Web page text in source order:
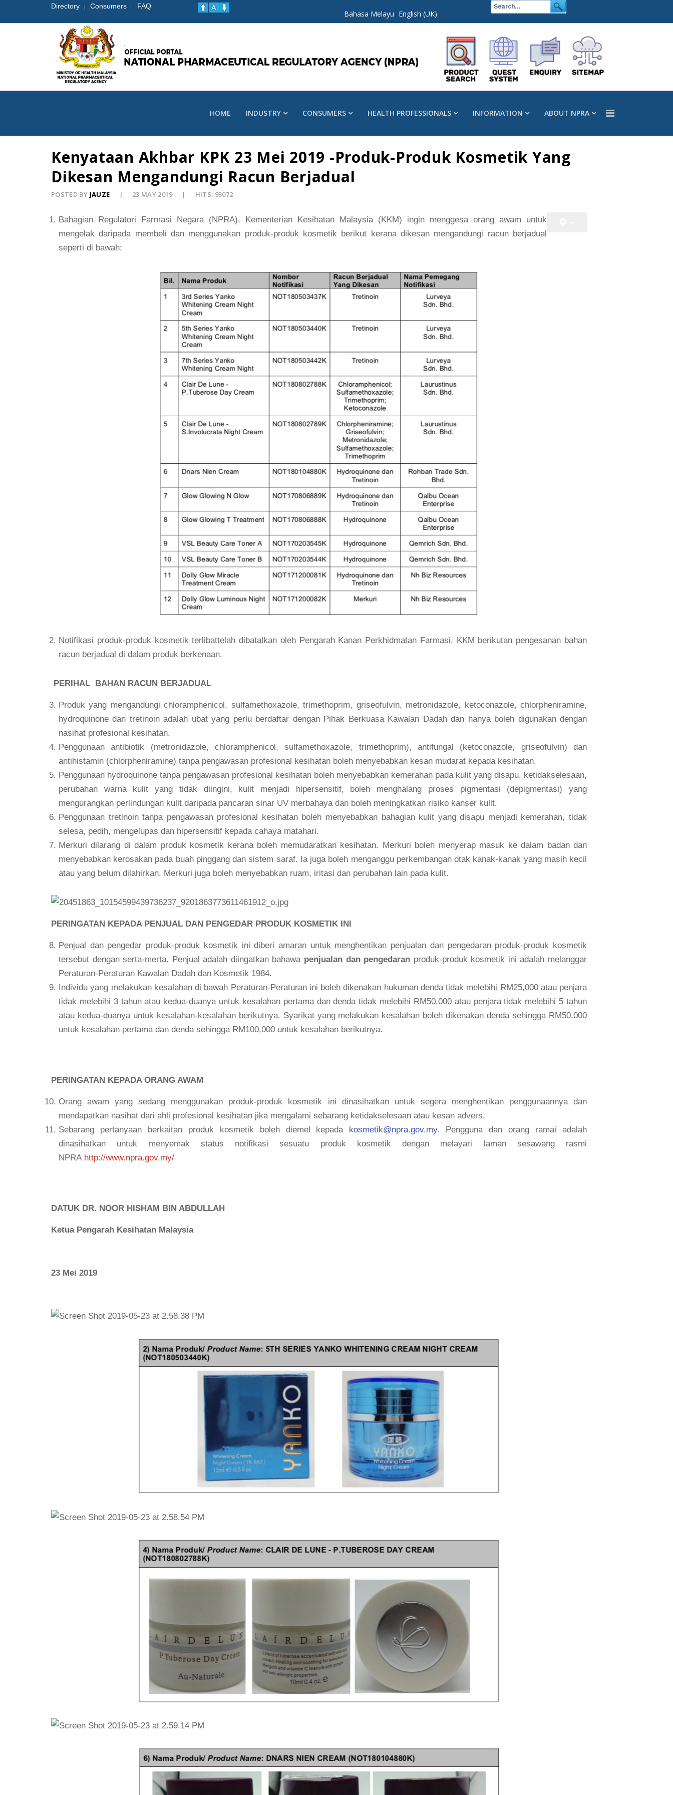
Directory | Consumers | FAQ
Bahasa Melayu English (UK)
HOME INDUSTRY CONSUMERS HEALTH PROFESSIONALS INFORMATION ABOUT NPRA
Kenyataan Akhbar KPK 23 Mei 2019 -Produk-Produk Kosmetik Yang
Dikesan Mengandungi Racun Berjadual
POSTED BY JAUZE 23 MAY 2019 HITS: 93072
Bahagian Regulatori Farmasi Negara (NPRA), Kementerian Kesihatan Malaysia (KKM) ingin menggesa orang awam untuk
mengelak daripada membeli dan menggunakan produk-produk kosmetik berikut kerana dikesan mengandungi racun berjadual
seperti di bawah:
Notifikasi produk-produk kosmetik terlibattelah dibatalkan oleh Pengarah Kanan Perkhidmatan Farmasi, KKM berikutan pengesanan bahan
racun berjadual di dalam produk berkenaan.
PERIHAL BAHAN RACUN BERJADUAL
Produk yang mengandungi chloramphenicol, sulfamethoxazole, trimethoprim, griseofulvin, metronidazole, ketoconazole, chlorpheniramine,
hydroquinone dan tretinoin adalah ubat yang perlu berdaftar dengan Pihak Berkuasa Kawalan Dadah dan hanya boleh digunakan dengan
nasihat profesional kesihatan.
Penggunaan antibiotik (metronidazole, chloramphenicol, sulfamethoxazole, trimethoprim), antifungal (ketoconazole, griseofulvin) dan
antihistamin (chlorpheniramine) tanpa pengawasan profesional kesihatan boleh menyebabkan kesan mudarat kepada kesihatan.
Penggunaan hydroquinone tanpa pengawasan profesional kesihatan boleh menyebabkan kemerahan pada kulit yang disapu, ketidakselesaan,
perubahan warna kulit yang tidak diingini, kulit menjadi hipersensitif, boleh menghalang proses pigmentasi (depigmentasi) yang
mengurangkan perlindungan kulit daripada pancaran sinar UV merbahaya dan boleh meningkatkan risiko kanser kulit.
Penggunaan tretinoin tanpa pengawasan profesional kesihatan boleh menyebabkan bahagian kulit yang disapu menjadi kemerahan, tidak
selesa, pedih, mengelupas dan hipersensitif kepada cahaya matahari.
Merkuri dilarang di dalam produk kosmetik kerana boleh memudaratkan kesihatan. Merkuri boleh menyerap masuk ke dalam badan dan
menyebabkan kerosakan pada buah pinggang dan sistem saraf. Ia juga boleh menganggu perkembangan otak kanak-kanak yang masih kecil
atau yang belum dilahirkan. Merkuri juga boleh menyebabkan ruam, iritasi dan perubahan lain pada kulit.
PERINGATAN KEPADA PENJUAL DAN PENGEDAR PRODUK KOSMETIK INI
Penjual dan pengedar produk-produk kosmetik ini diberi amaran untuk menghentikan penjualan dan pengedaran produk-produk kosmetik
tersebut dengan serta-merta. Penjual adalah diingatkan bahawa penjualan dan pengedaran produk-produk kosmetik ini adalah melanggar
Peraturan-Peraturan Kawalan Dadah dan Kosmetik 1984.
Individu yang melakukan kesalahan di bawah Peraturan-Peraturan ini boleh dikenakan hukuman denda tidak melebihi RM25,000 atau penjara
tidak melebihi 3 tahun atau kedua-duanya untuk kesalahan pertama dan denda tidak melebihi RM50,000 atau penjara tidak melebihi 5 tahun
atau kedua-duanya untuk kesalahan-kesalahan berikutnya. Syarikat yang melakukan kesalahan boleh dikenakan denda sehingga RM50,000
untuk kesalahan pertama dan denda sehingga RM100,000 untuk kesalahan berikutnya.
PERINGATAN KEPADA ORANG AWAM
Orang awam yang sedang menggunakan produk-produk kosmetik ini dinasihatkan untuk segera menghentikan penggunaannya dan
mendapatkan nasihat dari ahli profesional kesihatan jika mengalami sebarang ketidakselesaan atau kesan advers.
Sebarang pertanyaan berkaitan produk kosmetik boleh diemel kepada kosmetik@npra.gov.my. Pengguna dan orang ramai adalah
dinasihatkan untuk menyemak status notifikasi sesuatu produk kosmetik dengan melayari laman sesawang rasmi
NPRA http://www.npra.gov.my/
DATUK DR. NOOR HISHAM BIN ABDULLAH
Ketua Pengarah Kesihatan Malaysia
23 Mei 2019